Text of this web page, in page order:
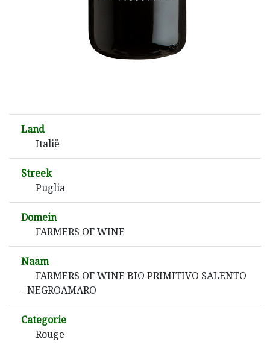
Land
Italië
Streek
Puglia
Domein
FARMERS OF WINE
Naam
FARMERS OF WINE BIO PRIMITIVO SALENTO
- NEGROAMARO
Categorie
Rouge